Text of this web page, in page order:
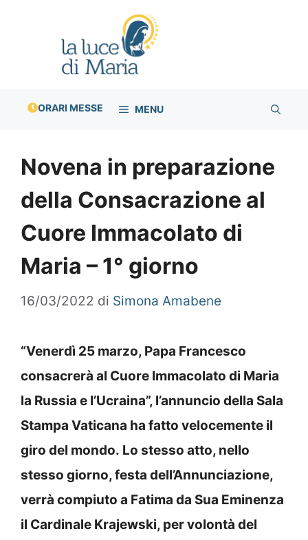
ORARI MESSE MENU
Novena in preparazione
della Consacrazione al
Cuore Immacolato di
Maria – 1° giorno
16/03/2022 di Simona Amabene
“Venerdì 25 marzo, Papa Francesco
consacrerà al Cuore Immacolato di Maria
la Russia e l’Ucraina”, l’annuncio della Sala
Stampa Vaticana ha fatto velocemente il
giro del mondo. Lo stesso atto, nello
stesso giorno, festa dell’Annunciazione,
verrà compiuto a Fatima da Sua Eminenza
il Cardinale Krajewski, per volontà del